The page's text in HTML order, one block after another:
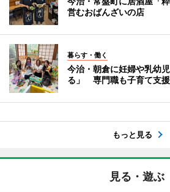
営むおばんざいの店
暮らす・働く
今治・朝倉に妊婦や乳幼
る」 専門職も子育て支援
もっと見る
見る・遊ぶ